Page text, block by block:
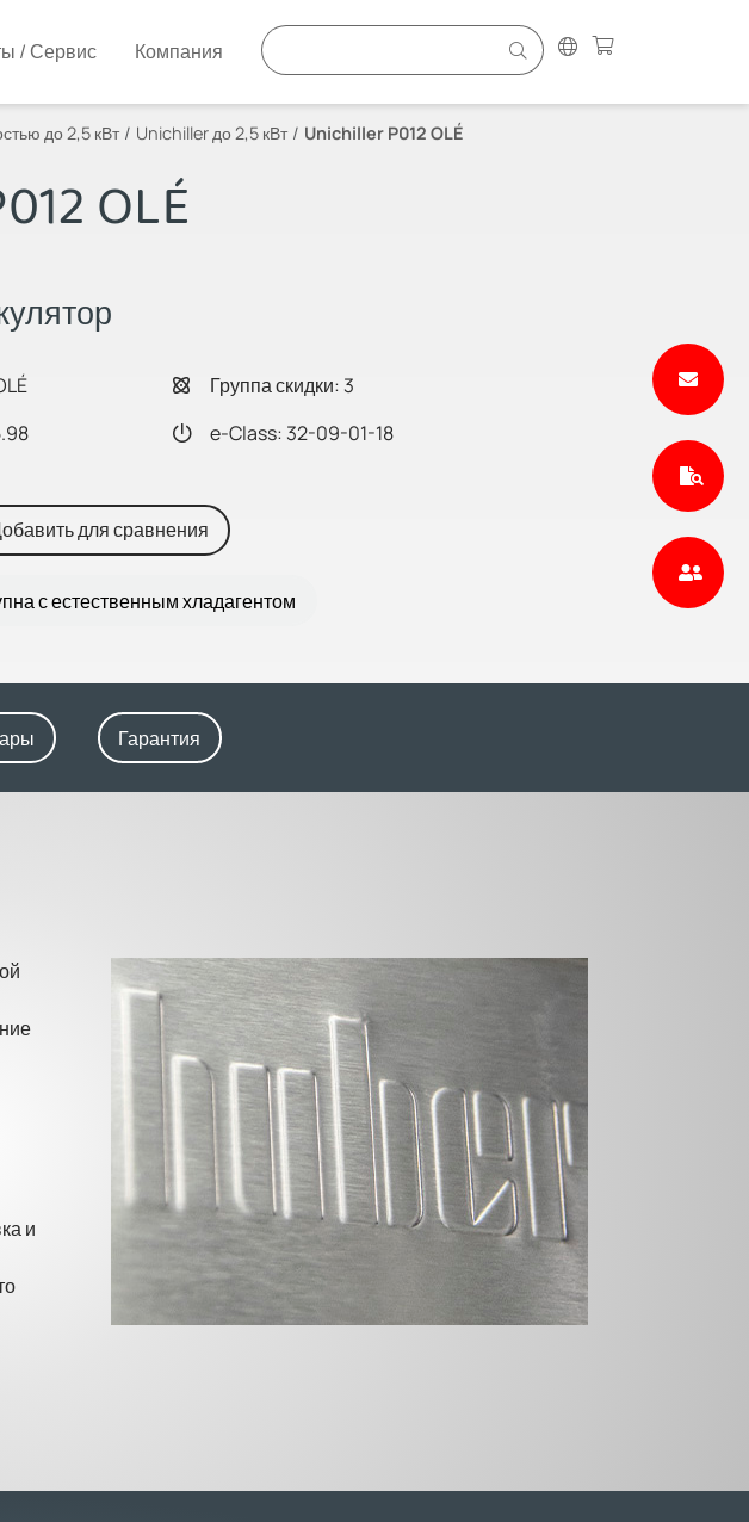
/ Сервис Компания
до 2,5 кВт Unichiller до 2,5 кВт Unichiller P012 OLÉ
OLÉ
Группа скидки: 3
e-Class: 32-09-01-18
для сравнения
с естественным хладагентом
Гарантия
и